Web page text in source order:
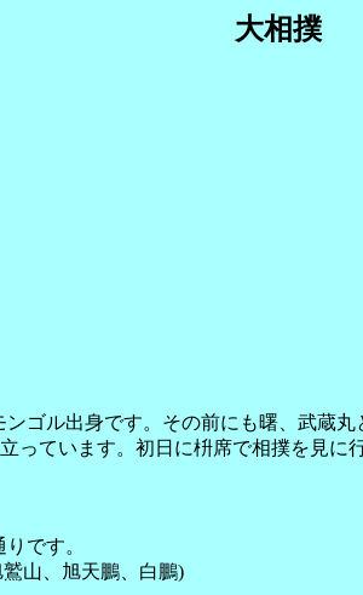
大相撲
ゴル出身です。その前にも曙、武蔵丸
っています。初日に枡席で相撲を見
です。
、旭天鵬、白鵬)